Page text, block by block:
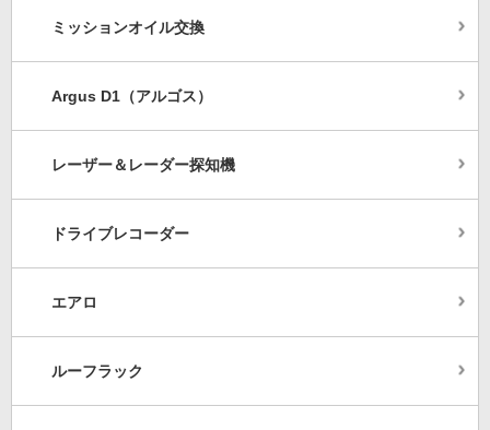
ミッションオイル交換
Argus D1（アルゴス）
レーザー＆レーダー探知機
ドライブレコーダー
エアロ
ルーフラック